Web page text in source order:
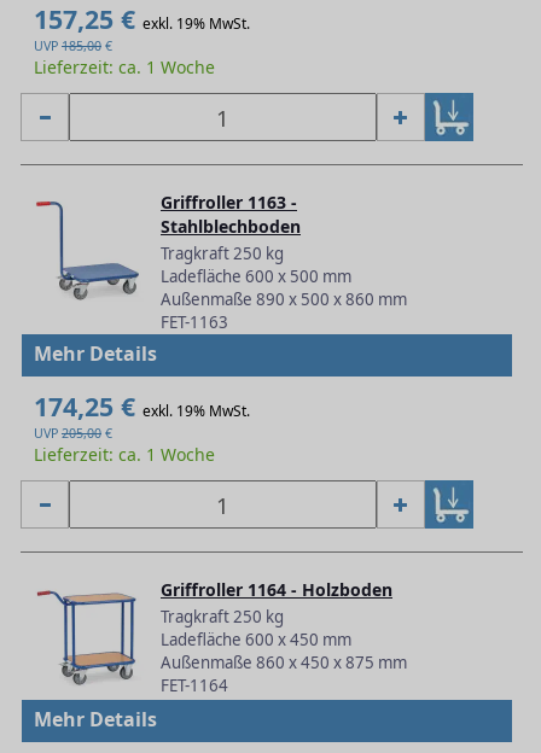
157,25 € exkl. 19% MwSt.
UVP 185,00 €
Lieferzeit: ca. 1 Woche
Griffroller 1163 -
Stahlblechboden
Tragkraft 250 kg
Ladefläche 600 x 500 mm
Außenmaße 890 x 500 x 860 mm
FET-1163
Mehr Details
174,25 € exkl. 19% MwSt.
UVP 205,00 €
Lieferzeit: ca. 1 Woche
Griffroller 1164 - Holzboden
Tragkraft 250 kg
Ladefläche 600 x 450 mm
Außenmaße 860 x 450 x 875 mm
FET-1164
Mehr Details